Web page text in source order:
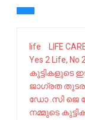
life LIFE
Yes 2 Life, No
കുട്ടികളുടെ
ജാഗ്രത
ഡോ .സി
നമ്മുടെ